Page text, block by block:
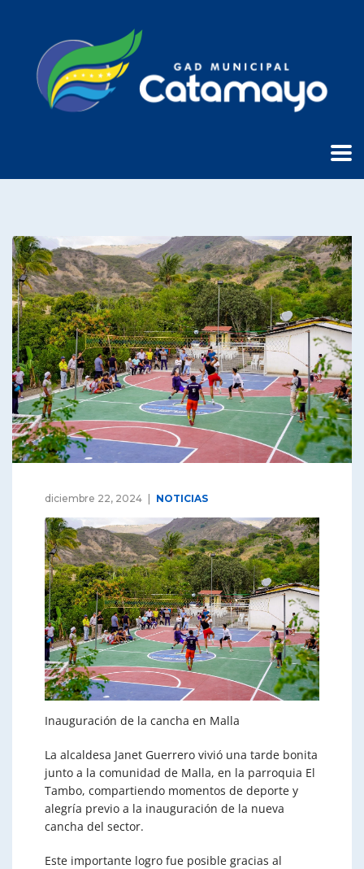
diciembre 22, 2024 NOTICIAS
Inauguración de la cancha en Malla
La alcaldesa Janet Guerrero vivió una tarde bonita
junto a la comunidad de Malla, en la parroquia El
Tambo, compartiendo momentos de deporte y
alegría previo a la inauguración de la nueva
cancha del sector.
Este importante logro fue posible gracias al